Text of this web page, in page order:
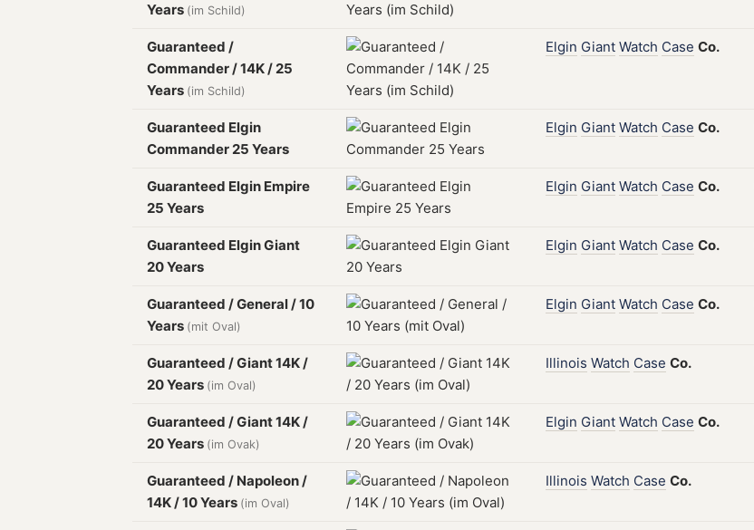
Years (im Schild)
Guaranteed /
Commander / 14K / 25
Years (im Schild)
Elgin Giant Watch Case Co.
Guaranteed Elgin
Commander 25 Years
Elgin Giant Watch Case Co.
Guaranteed Elgin Empire
25 Years
Elgin Giant Watch Case Co.
Guaranteed Elgin Giant
20 Years
Elgin Giant Watch Case Co.
Guaranteed / General / 10
Years (mit Oval)
Elgin Giant Watch Case Co.
Guaranteed / Giant 14K /
20 Years (im Oval)
Illinois Watch Case Co.
Guaranteed / Giant 14K /
20 Years (im Ovak)
Elgin Giant Watch Case Co.
Guaranteed / Napoleon /
14K / 10 Years (im Oval)
Illinois Watch Case Co.